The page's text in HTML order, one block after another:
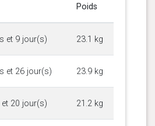
Poids
et 9 jour(s) 23.1 kg
et 26 jour(s) 23.9 kg
20 jour(s) 21.2 kg